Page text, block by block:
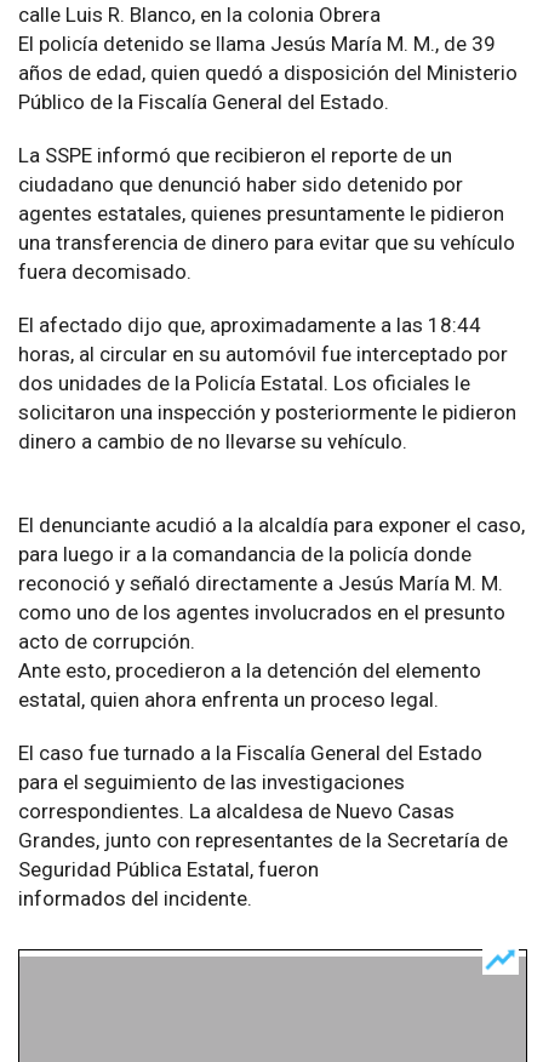
calle Luis R. Blanco, en la colonia Obrera
El policía detenido se llama Jesús María M. M., de 39
años de edad, quien quedó a disposición del Ministerio
Público de la Fiscalía General del Estado.
La SSPE informó que recibieron el reporte de un
ciudadano que denunció haber sido detenido por
agentes estatales, quienes presuntamente le pidieron
una transferencia de dinero para evitar que su vehículo
fuera decomisado.
El afectado dijo que, aproximadamente a las 18:44
horas, al circular en su automóvil fue interceptado por
dos unidades de la Policía Estatal. Los oficiales le
solicitaron una inspección y posteriormente le pidieron
dinero a cambio de no llevarse su vehículo.
El denunciante acudió a la alcaldía para exponer el caso,
para luego ir a la comandancia de la policía donde
reconoció y señaló directamente a Jesús María M. M.
como uno de los agentes involucrados en el presunto
acto de corrupción.
Ante esto, procedieron a la detención del elemento
estatal, quien ahora enfrenta un proceso legal.
El caso fue turnado a la Fiscalía General del Estado
para el seguimiento de las investigaciones
correspondientes. La alcaldesa de Nuevo Casas
Grandes, junto con representantes de la Secretaría de
Seguridad Pública Estatal, fueron
informados del incidente.